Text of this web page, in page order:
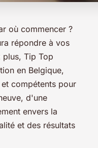
où commencer ?
répondre à vos
plus, Tip Top
en Belgique,
compétents pour
d'une
envers la
et des résultats